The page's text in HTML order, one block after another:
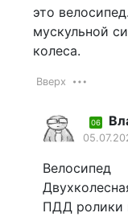
это
мускульной
колеса.
Вверх
06
Велосипед
ПДД ролики